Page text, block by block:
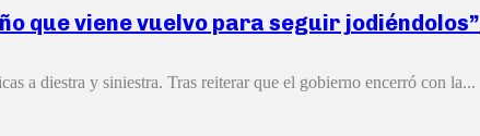
que viene vuelvo para seguir jodiéndolos”
a diestra y siniestra. Tras reiterar que el gobierno encerró con la...